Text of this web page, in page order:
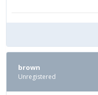
brown
Unregistered